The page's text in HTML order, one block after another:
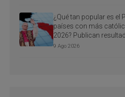
¿Qué tan popular es el
países con más
2026? Publican
9 Ago 2026